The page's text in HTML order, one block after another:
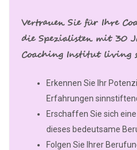
Vertrauen Sie für Ihre
die Spezialisten mit 30
Coaching Institut living
Erkennen Sie Ihr
Erfahrungen
Erschaffen Sie sich
dieses bedeutsame
Folgen Sie Ihrer